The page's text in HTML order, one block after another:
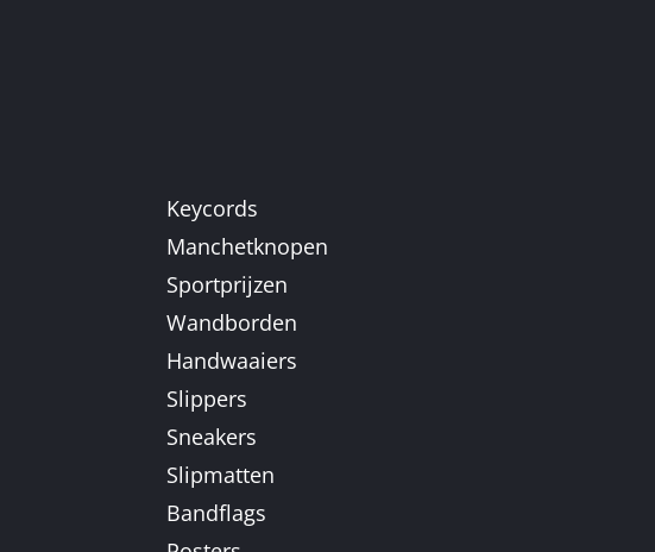
Keycords
Manchetknopen
Sportprijzen
Wandborden
Handwaaiers
Slippers
Sneakers
Slipmatten
Bandflags